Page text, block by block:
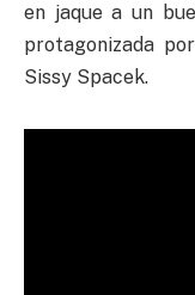
en jaque a un
protagonizada
Sissy Spacek.